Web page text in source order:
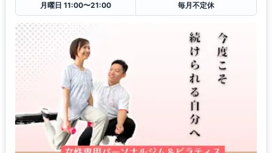
月曜日 11:00〜21:00
毎月不定休